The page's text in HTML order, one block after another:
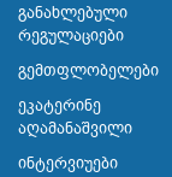
Განახლებული
Რეგულაციები
Გემთფლობელები
Ეკატერინე
Აღამანაშვილი
Ინტერვიუები